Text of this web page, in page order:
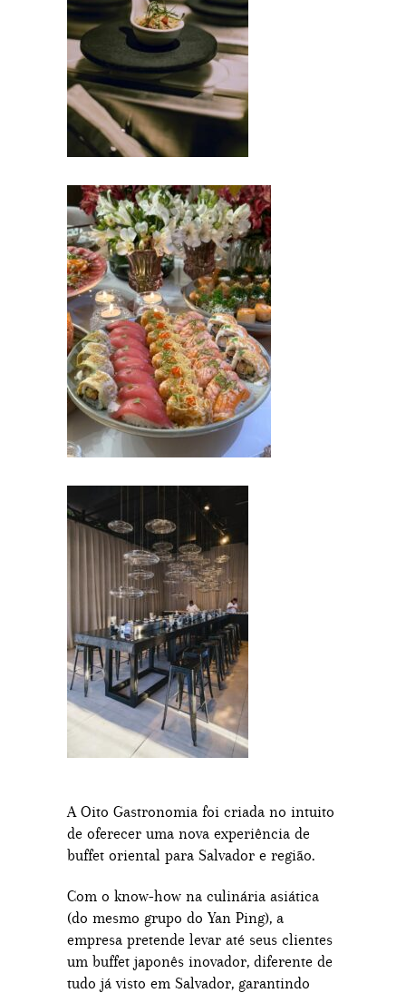
A Oito Gastronomia foi criada no intuito
de oferecer uma nova experiência de
buffet oriental para Salvador e região.
Com o know-how na culinária asiática
(do mesmo grupo do Yan Ping), a
empresa pretende levar até seus clientes
um buffet japonês inovador, diferente de
tudo já visto em Salvador, garantindo